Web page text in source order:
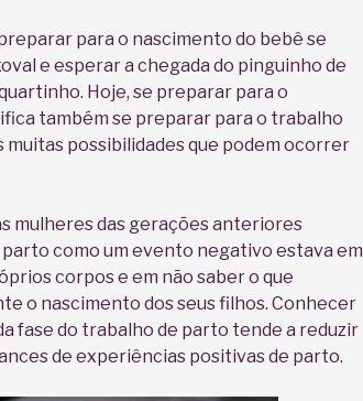
para o nascimento do bebê se
e esperar a chegada do pinguinho de
Hoje, se preparar para o
também se preparar para o trabalho
muitas possibilidades que podem ocorrer
mulheres das gerações anteriores
como um evento negativo estava em
corpos e em não saber o que
o nascimento dos seus filhos. Conhecer
fase do trabalho de parto tende a reduzir
de experiências positivas de parto.